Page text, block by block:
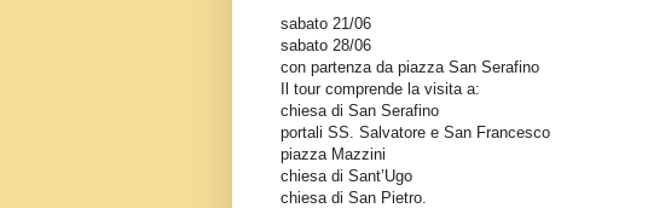
sabato 21/06
sabato 28/06
con partenza da piazza San Serafino
Il tour comprende la visita a:
chiesa di San Serafino
portali SS. Salvatore e San Francesco
piazza Mazzini
chiesa di Sant’Ugo
chiesa di San Pietro.